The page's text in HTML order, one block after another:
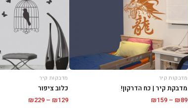
מדבקות קיר
מדבקת קיר | כח הדרקון!
₪89
–
₪159
טווח
מדבקות קיר
כלוב ציפור
₪129
–
₪229